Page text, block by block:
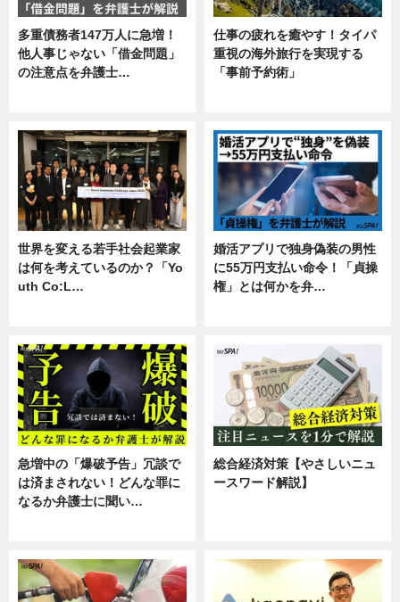
多重債務者147万人に急増！
他人事じゃない「借金問題」
の注意点を弁護士…
仕事の疲れを癒やす！タイパ
重視の海外旅行を実現する
「事前予約術」
世界を変える若手社会起業家
は何を考えているのか？「Yo
uth Co:L…
婚活アプリで独身偽装の男性
に55万円支払い命令！「貞操
権」とは何かを弁…
急増中の「爆破予告」冗談で
は済まされない！どんな罪に
なるか弁護士に聞い…
総合経済対策【やさしいニュ
ースワード解説】